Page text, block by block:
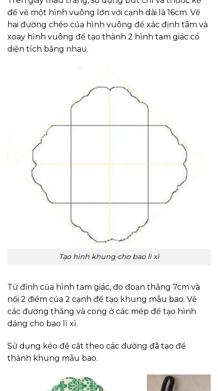
để vẽ một hình vuông lớn với cạnh dài là 16cm. Vẽ
hai đường chéo của hình vuông để xác định tâm và
xoay hình vuông để tạo thành 2 hình tam giác có
diện tích bằng nhau.
Tạo hình khung cho bao lì xì
Từ đỉnh của hình tam giác, đo đoạn thẳng 7cm và
nối 2 điểm của 2 cạnh để tạo khung mẫu bao. Vẽ
các đường thẳng và cong ở các mép để tạo hình
dáng cho bao lì xì.
Sử dụng kéo để cắt theo các đường đã tạo để
thành khung mẫu bao.